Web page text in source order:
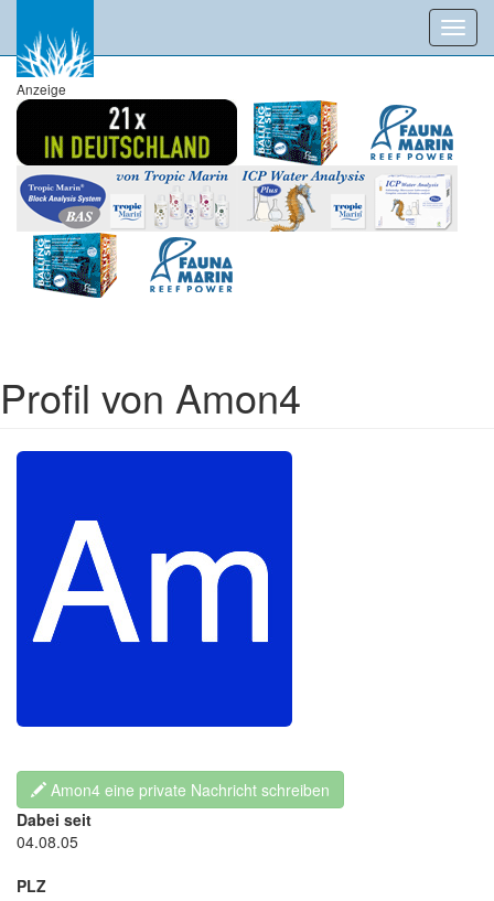
Anzeige
Profil von Amon4
Amon4 eine private Nachricht schreiben
Dabei seit
04.08.05
PLZ